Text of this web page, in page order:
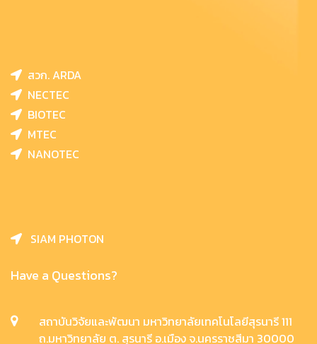
สวก. ARDA
NECTEC
BIOTEC
MTEC
NANOTEC
SIAM PHOTON
Have a Questions?
สถาบันวิจัยและพัฒนา มหาวิทยาลัยเทคโนโลยีสุรนารี 111
ถ.มหาวิทยาลัย ต. สุรนารี อ.เมือง จ.นครราชสีมา 30000